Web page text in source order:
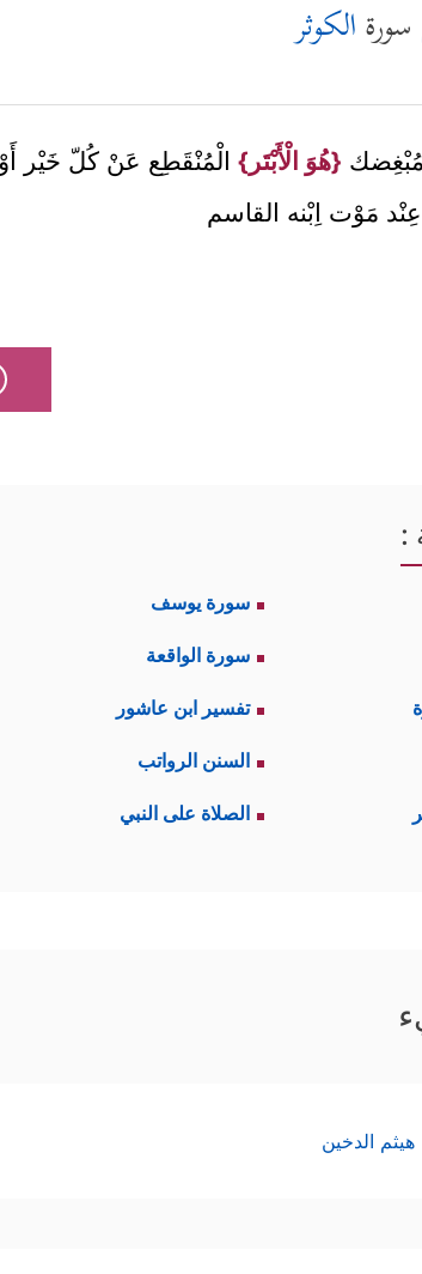
سورةالكوثر
{هُوَ الْأَبْتَر} الْمُنْقَطِع عَنْ كُلّ خَيْر
مَوْت اِبْنه القاسم
:
سورة يوسف
سورة الواقعة
تفسير ابن عاشور
السنن الرواتب
الصلاة على النبي
هيثم الدخين